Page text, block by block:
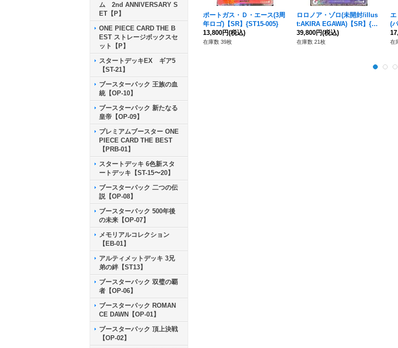
ム 2nd ANNIVERSARY S
ET【P】
ONE PIECE CARD THE B
EST ストレージボックスセ
ット【P】
スタートデッキEX ギア5
【ST-21】
ブースターパック 王族の血
統【OP-10】
ブースターパック 新たなる
皇帝【OP-09】
プレミアムブースター ONE
PIECE CARD THE BEST
【PRB-01】
スタートデッキ 6色新スタ
ートデッキ【ST-15〜20】
ブースターパック 二つの伝
説【OP-08】
ブースターパック 500年後
の未来【OP-07】
メモリアルコレクション
【EB-01】
アルティメットデッキ 3兄
弟の絆【ST13】
ブースターパック 双璧の覇
者【OP-06】
ブースターパック ROMAN
CE DAWN【OP-01】
ブースターパック 頂上決戦
【OP-02】
ポートガス・Ｄ・エース(3周
年ロゴ)【SR】{ST15-005}
13,800円(税込)
在庫数 39枚
ロロノア・ゾロ(未開封/illus
t:AKIRA EGAWA)【SR】{ST
21-015}
39,800円(税込)
在庫数 21枚
(
u)
在